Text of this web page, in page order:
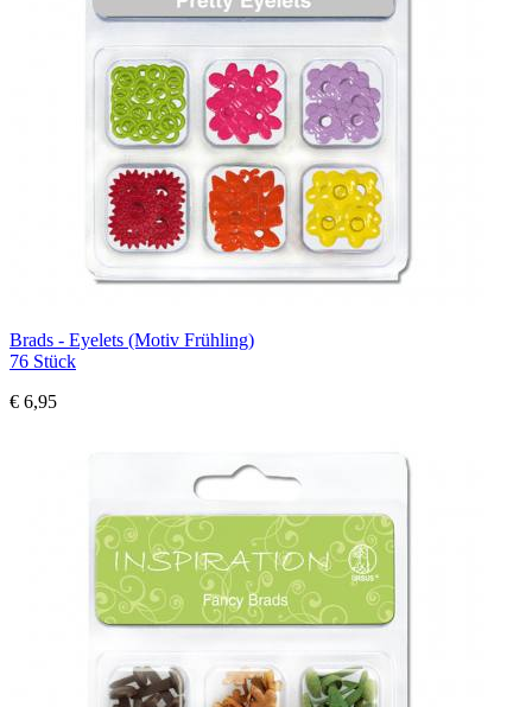
Brads - Eyelets (Motiv Frühling)
76 Stück
€ 6,95